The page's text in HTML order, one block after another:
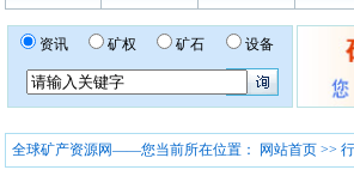
资讯 矿权 矿石 设备
全球矿产资源网——您当前所在位置： 网站首页 >>